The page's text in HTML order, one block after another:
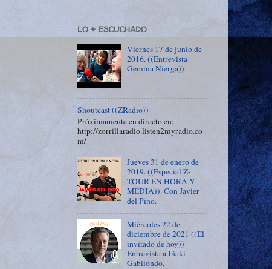
LO + ESCUCHADO
Viernes 17 de junio de
2016. ((Entrevista
Gemma Nierga))
Shoutcast ((ZRadio))
Próximamente en directo en:
http://zorrillaradio.listen2myradio.co
m/
Jueves 31 de enero de
2019. ((Especial Z-
TOUR EN HORA Y
MEDIA)). Con Javier
del Pino.
Miércoles 22 de
diciembre de 2021 ((El
invitado de hoy))
Entrevista a Iñaki
Gabilondo.